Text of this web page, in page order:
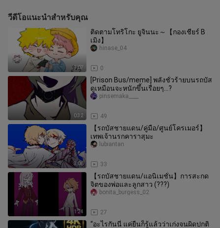
วีดีโอแนะนำสำหรับคุณ
1:07
ติดตามโทริโกะ ยูจินนะ～【กองเชียร์ B
เมิง】
0
hinase_04
0:32
[Prison Bus/meme] พลังชั่วร้ายบนรถบัส
ดูเหมือนจะหนักขึ้นเรื่อยๆ...?
49
pinsemaka____
3:06
【รถบัสชายแดน/คู่มือ/ศูนย์โครเมอร์】
เทพเจ้านรกคาราสุมะ
33
lubiantan
1:24
【รถบัสชายแดน/แอนิเมชั่น】การสะกด
จิตของพ่อและลูกสาว (???)
27
bonita_burgess_02
“อะไรกันนี่ แค่ยืนก็รู้แล้วว่าเก่งจนผิดปกติ